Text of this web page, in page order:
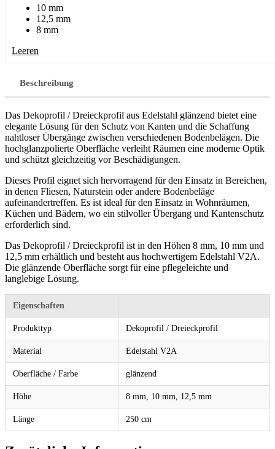
10 mm
12,5 mm
8 mm
Leeren
Beschreibung
Das Dekoprofil / Dreieckprofil aus Edelstahl glänzend bietet eine
elegante Lösung für den Schutz von Kanten und die Schaffung
nahtloser Übergänge zwischen verschiedenen Bodenbelägen. Die
hochglanzpolierte Oberfläche verleiht Räumen eine moderne Optik
und schützt gleichzeitig vor Beschädigungen.
Dieses Profil eignet sich hervorragend für den Einsatz in Bereichen,
in denen Fliesen, Naturstein oder andere Bodenbeläge
aufeinandertreffen. Es ist ideal für den Einsatz in Wohnräumen,
Küchen und Bädern, wo ein stilvoller Übergang und Kantenschutz
erforderlich sind.
Das Dekoprofil / Dreieckprofil ist in den Höhen 8 mm, 10 mm und
12,5 mm erhältlich und besteht aus hochwertigem Edelstahl V2A.
Die glänzende Oberfläche sorgt für eine pflegeleichte und
langlebige Lösung.
Eigenschaften
Produkttyp Dekoprofil / Dreieckprofil
Material Edelstahl V2A
Oberfläche / Farbe glänzend
Höhe 8 mm, 10 mm, 12,5 mm
Länge 250 cm